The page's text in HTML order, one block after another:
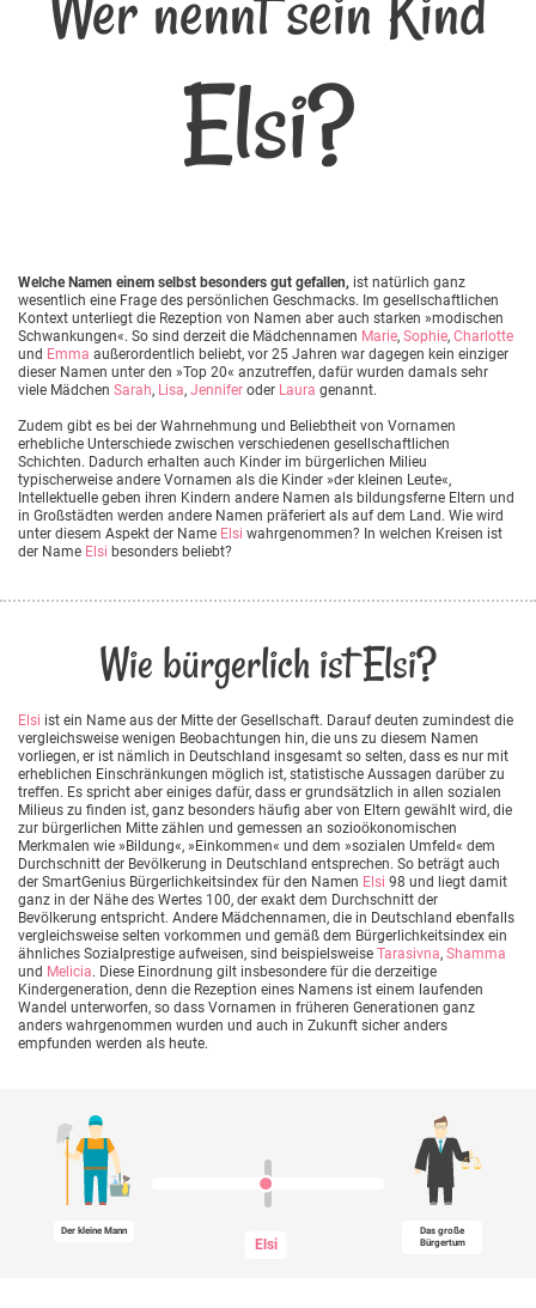
Elsi?
Welche Namen einem selbst besonders gut gefallen, ist natürlich ganz
wesentlich eine Frage des persönlichen Geschmacks. Im gesellschaftlichen
Kontext unterliegt die Rezeption von Namen aber auch starken »modischen
Schwankungen«. So sind derzeit die Mädchennamen Marie, Sophie, Charlotte
und Emma außerordentlich beliebt, vor 25 Jahren war dagegen kein einziger
dieser Namen unter den »Top 20« anzutreffen, dafür wurden damals sehr
viele Mädchen Sarah, Lisa, Jennifer oder Laura genannt.
Zudem gibt es bei der Wahrnehmung und Beliebtheit von Vornamen
erhebliche Unterschiede zwischen verschiedenen gesellschaftlichen
Schichten. Dadurch erhalten auch Kinder im bürgerlichen Milieu
typischerweise andere Vornamen als die Kinder »der kleinen Leute«,
Intellektuelle geben ihren Kindern andere Namen als bildungsferne Eltern und
in Großstädten werden andere Namen präferiert als auf dem Land. Wie wird
unter diesem Aspekt der Name Elsi wahrgenommen? In welchen Kreisen ist
der Name Elsi besonders beliebt?
Wie bürgerlich ist Elsi?
Elsi ist ein Name aus der Mitte der Gesellschaft. Darauf deuten zumindest die
vergleichsweise wenigen Beobachtungen hin, die uns zu diesem Namen
vorliegen, er ist nämlich in Deutschland insgesamt so selten, dass es nur mit
erheblichen Einschränkungen möglich ist, statistische Aussagen darüber zu
treffen. Es spricht aber einiges dafür, dass er grundsätzlich in allen sozialen
Milieus zu finden ist, ganz besonders häufig aber von Eltern gewählt wird, die
zur bürgerlichen Mitte zählen und gemessen an sozioökonomischen
Merkmalen wie »Bildung«, »Einkommen« und dem »sozialen Umfeld« dem
Durchschnitt der Bevölkerung in Deutschland entsprechen. So beträgt auch
der SmartGenius Bürgerlichkeitsindex für den Namen Elsi 98 und liegt damit
ganz in der Nähe des Wertes 100, der exakt dem Durchschnitt der
Bevölkerung entspricht. Andere Mädchennamen, die in Deutschland ebenfalls
vergleichsweise selten vorkommen und gemäß dem Bürgerlichkeitsindex ein
ähnliches Sozialprestige aufweisen, sind beispielsweise Tarasivna, Shamma
und Melicia. Diese Einordnung gilt insbesondere für die derzeitige
Kindergeneration, denn die Rezeption eines Namens ist einem laufenden
Wandel unterworfen, so dass Vornamen in früheren Generationen ganz
anders wahrgenommen wurden und auch in Zukunft sicher anders
empfunden werden als heute.
Der kleine Mann
Elsi
Das große
Bürgertum